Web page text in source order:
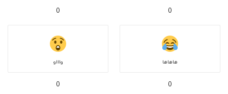
0
0
هاهاها
0
واااو
0